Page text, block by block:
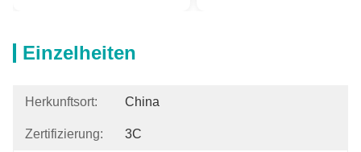
Einzelheiten
Herkunftsort: China
Zertifizierung: 3C